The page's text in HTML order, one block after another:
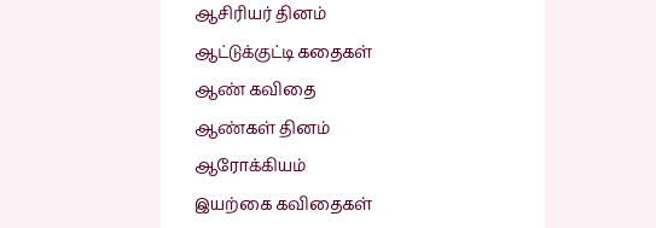
ஆசிரியர் தினம்
ஆட்டுக்குட்டி கதைகள்
ஆண் கவிதை
ஆண்கள் தினம்
ஆரோக்கியம்
இயற்கை கவிதைகள்